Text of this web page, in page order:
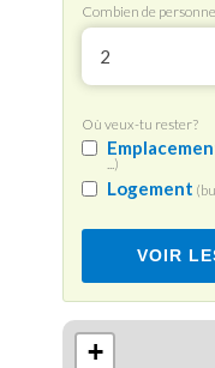
Combien de
2
Où veux-tu rester?
...)
Logement
VOIR
+